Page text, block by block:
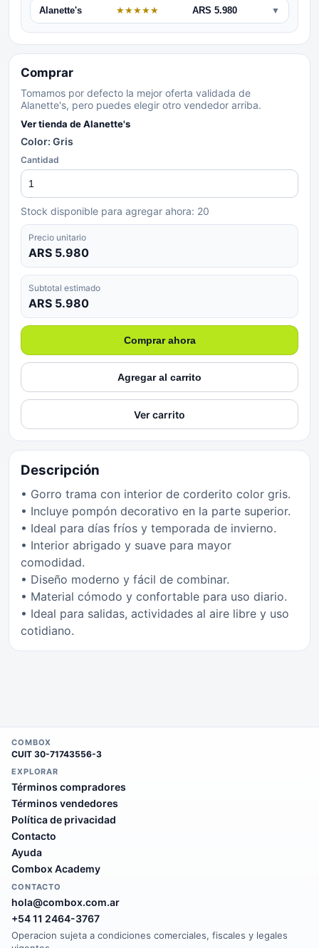
Alanette's ★★★★★ ARS 5.980 ▼
Comprar
Tomamos por defecto la mejor oferta validada de
Alanette's, pero puedes elegir otro vendedor arriba.
Ver tienda deAlanette's
Color: Gris
Cantidad
Stock disponible para agregar ahora: 20
Precio unitario
ARS 5.980
Subtotal estimado
ARS 5.980
Comprar ahora
Agregar al carrito
Ver carrito
Descripción
• Gorro trama con interior de corderito color gris.
• Incluye pompón decorativo en la parte superior.
• Ideal para días fríos y temporada de invierno.
• Interior abrigado y suave para mayor
comodidad.
• Diseño moderno y fácil de combinar.
• Material cómodo y confortable para uso diario.
• Ideal para salidas, actividades al aire libre y uso
cotidiano.
COMBOX
CUIT 30-71743556-3
EXPLORAR
Términos compradores
Términos vendedores
Política de privacidad
Contacto
Ayuda
Combox Academy
CONTACTO
hola@combox.com.ar
+54 11 2464-3767
Operacion sujeta a condiciones comerciales, fiscales y legales